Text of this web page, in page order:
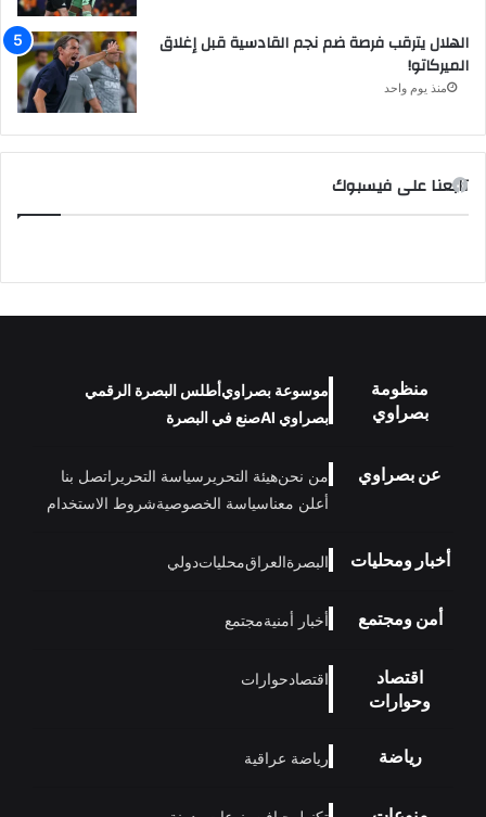
الهلال يترقب فرصة ضم نجم القادسية قبل إغلاق
الميركاتو!
منذ يوم واحد
تابعنا على فيسبوك
منظومة
بصراوي
موسوعة بصراويأطلس البصرة الرقمي
بصراوي AI
صنع في البصرة
عن بصراوي من نحنهيئة التحرير سياسة التحرير اتصل بنا
أعلن معناسياسة الخصوصيةشروط الاستخدام
أخبار ومحليات البصرةالعراقمحلياتدولي
أمن ومجتمع أخبار أمنيةمجتمع
اقتصاد
وحوارات
اقتصادحوارات
رياضة رياضة عراقية